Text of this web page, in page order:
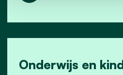
Onderwijs en